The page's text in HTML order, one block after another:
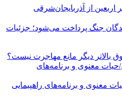
جنگ پرداخت می‌شود؛ جزئیات
بالاتر دیگر مانع مهاجرت نیست؟
معنوی و برنامه‌های راهپیمایی